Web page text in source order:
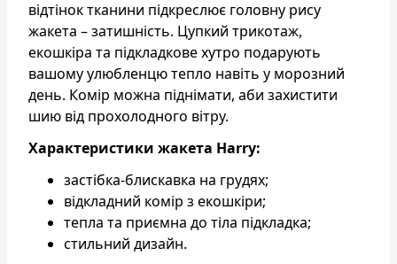
відтінок тканини підкреслює головну рису
жакета – затишність. Цупкий трикотаж,
екошкіра та підкладкове хутро подарують
вашому улюбленцю тепло навіть у морозний
день. Комір можна піднімати, аби захистити
шию від прохолодного вітру.
Характеристики жакета Harry:
застібка-блискавка на грудях;
відкладний комір з екошкіри;
тепла та приємна до тіла підкладка;
стильний дизайн.